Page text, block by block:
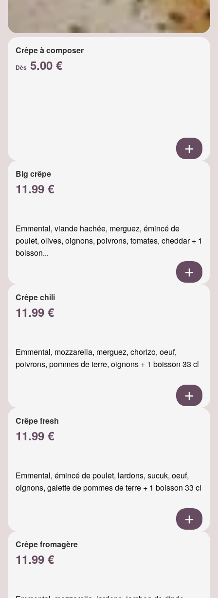
Crêpe à composer
Dès 5.00 €
Big crêpe
11.99 €
Emmental, viande hachée, merguez, émincé de
poulet, olives, oignons, poivrons, tomates, cheddar + 1
boisson...
Crêpe chili
11.99 €
Emmental, mozzarella, merguez, chorizo, oeuf,
poivrons, pommes de terre, oignons + 1 boisson 33 cl
Crêpe fresh
11.99 €
Emmental, émincé de poulet, lardons, sucuk, oeuf,
oignons, galette de pommes de terre + 1 boisson 33 cl
Crêpe fromagère
11.99 €